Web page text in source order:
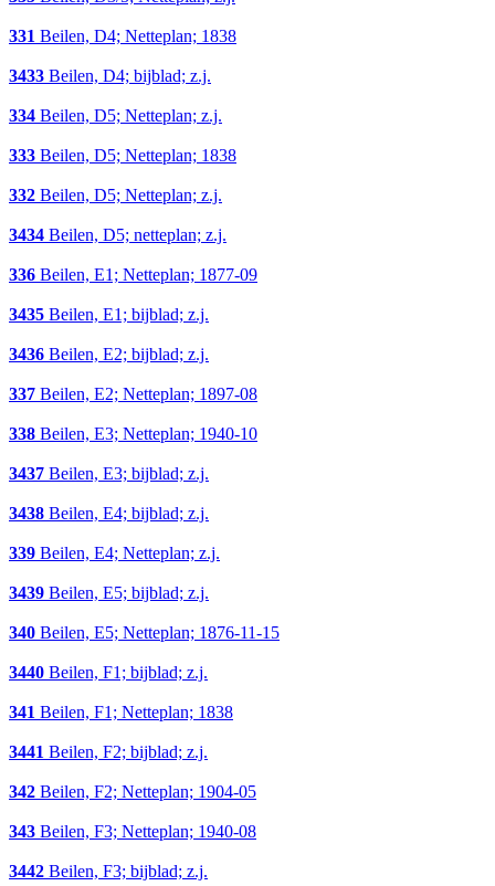
331 Beilen, D4; Netteplan; 1838
3433 Beilen, D4; bijblad; z.j.
334 Beilen, D5; Netteplan; z.j.
333 Beilen, D5; Netteplan; 1838
332 Beilen, D5; Netteplan; z.j.
3434 Beilen, D5; netteplan; z.j.
336 Beilen, E1; Netteplan; 1877-09
3435 Beilen, E1; bijblad; z.j.
3436 Beilen, E2; bijblad; z.j.
337 Beilen, E2; Netteplan; 1897-08
338 Beilen, E3; Netteplan; 1940-10
3437 Beilen, E3; bijblad; z.j.
3438 Beilen, E4; bijblad; z.j.
339 Beilen, E4; Netteplan; z.j.
3439 Beilen, E5; bijblad; z.j.
340 Beilen, E5; Netteplan; 1876-11-15
3440 Beilen, F1; bijblad; z.j.
341 Beilen, F1; Netteplan; 1838
3441 Beilen, F2; bijblad; z.j.
342 Beilen, F2; Netteplan; 1904-05
343 Beilen, F3; Netteplan; 1940-08
3442 Beilen, F3; bijblad; z.j.